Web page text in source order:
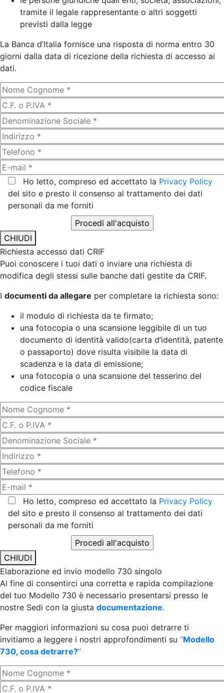
tramite il legale rappresentante o altri soggetti
previsti dalla legge
La Banca d’Italia fornisce una risposta di norma entro 30
giorni dalla data di ricezione della richiesta di accesso ai
dati.
Ho letto, compreso ed accettato la Privacy Policy
del sito e presto il consenso al trattamento dei dati
personali da me forniti
CHIUDI
Richiesta accesso dati CRIF
Puoi conoscere i tuoi dati o inviare una richiesta di
modifica degli stessi sulle banche dati gestite da CRIF.
I documenti da allegare per completare la richiesta sono:
il modulo di richiesta da te firmato;
una fotocopia o una scansione leggibile di un tuo
documento di identità valido(carta d’identità, patente
o passaporto) dove risulta visibile la data di
scadenza e la data di emissione;
una fotocopia o una scansione del tesserino del
codice fiscale
Ho letto, compreso ed accettato la Privacy Policy
del sito e presto il consenso al trattamento dei dati
personali da me forniti
CHIUDI
Elaborazione ed invio modello 730 singolo
Al fine di consentirci una corretta e rapida compilazione
del tuo Modello 730 è necessario presentarsi presso le
nostre Sedi con la giusta documentazione.
Per maggiori informazioni su cosa puoi detrarre ti
invitiamo a leggere i nostri approfondimenti su “Modello
730, cosa detrarre?”